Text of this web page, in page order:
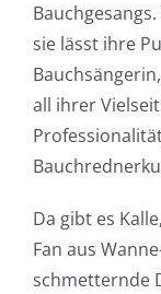
sie lässt ihre
all ihrer
Da gibt es
Fan aus
schmetternde